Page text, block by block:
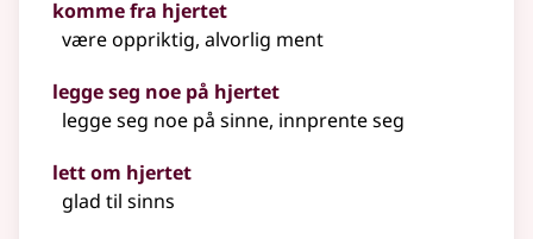
komme fra hjertet
være oppriktig, alvorlig ment
legge seg noe på hjertet
legge seg noe på sinne, innprente seg
lett om hjertet
glad til sinns